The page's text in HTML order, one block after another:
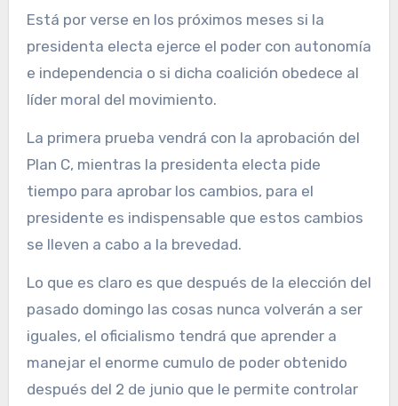
Está por verse en los próximos meses si la
presidenta electa ejerce el poder con autonomía
e independencia o si dicha coalición obedece al
líder moral del movimiento.
La primera prueba vendrá con la aprobación del
Plan C, mientras la presidenta electa pide
tiempo para aprobar los cambios, para el
presidente es indispensable que estos cambios
se lleven a cabo a la brevedad.
Lo que es claro es que después de la elección del
pasado domingo las cosas nunca volverán a ser
iguales, el oficialismo tendrá que aprender a
manejar el enorme cumulo de poder obtenido
después del 2 de junio que le permite controlar